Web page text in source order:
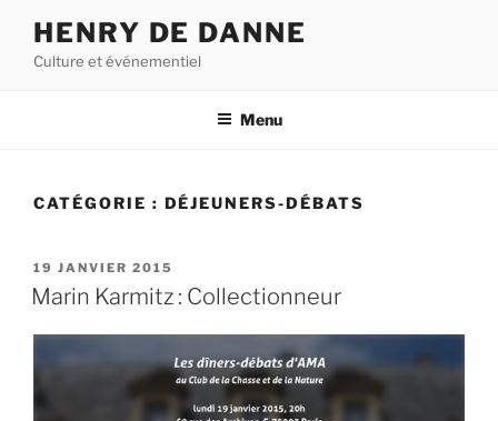
contenu
HENRY DE DANNE
Culture et événementiel
Menu
CATÉGORIE : DÉJEUNERS-DÉBATS
PUBLIÉ
LE
19 JANVIER 2015
Marin Karmitz : Collectionneur